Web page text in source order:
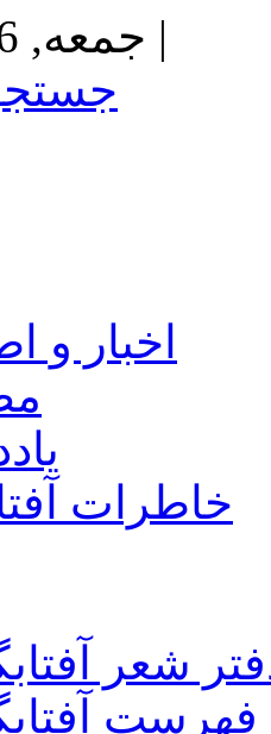
جمعه, 16 مرداد,1405 |
اخبار و
خاطرات
شعر
فهرست